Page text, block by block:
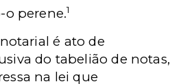
perene.1
é ato de
do tabelião de notas,
na lei que